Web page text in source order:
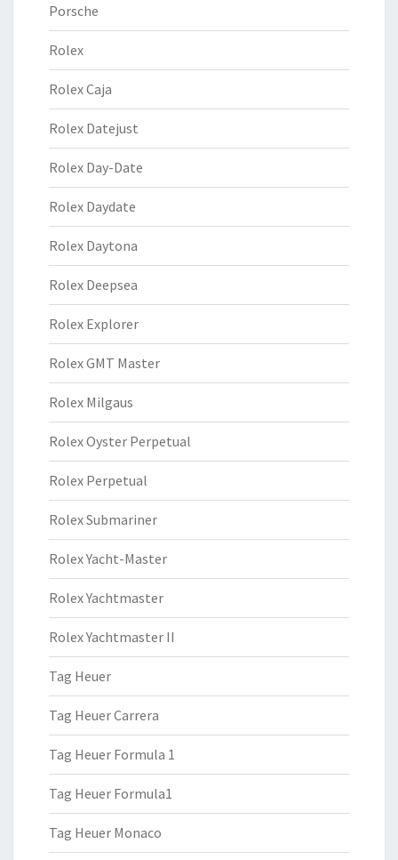
Porsche
Rolex
Rolex Caja
Rolex Datejust
Rolex Day-Date
Rolex Daydate
Rolex Daytona
Rolex Deepsea
Rolex Explorer
Rolex GMT Master
Rolex Milgaus
Rolex Oyster Perpetual
Rolex Perpetual
Rolex Submariner
Rolex Yacht-Master
Rolex Yachtmaster
Rolex Yachtmaster II
Tag Heuer
Tag Heuer Carrera
Tag Heuer Formula 1
Tag Heuer Formula1
Tag Heuer Monaco